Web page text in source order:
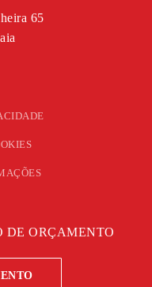
65
DE ORÇAMENTO